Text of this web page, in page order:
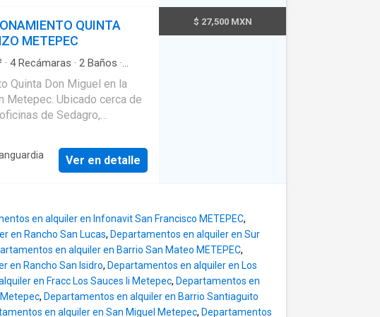
entrar - cocina integral -
baño - 2 habitaciones
con vestidor y
persianas El gas es
de estacionamiento
QUINTA
METEPEC
· 4Recámaras · 2 Baños ·
Quinta Don Miguel en la
Metepec. Ubicado cerca de
de Sedagro,
casa cuenta
closet y baño completo, 3
completo compartido para
sin previo aviso. Los
Ver en detalle
$ 27,500 MXN
en alquiler en Infonavit San Francisco METEPEC,
en Rancho San Lucas, Departamentos en alquiler en Sur
en alquiler en Barrio San Mateo METEPEC,
en Rancho San Isidro, Departamentos en alquiler en Los
en Fracc Los Sauces Ii Metepec, Departamentos en
, Departamentos en alquiler en Barrio Santiaguito
en alquiler en San Miguel Metepec, Departamentos